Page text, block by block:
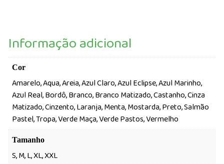
Informação adicional
Cor
Amarelo, Aqua, Areia, Azul Claro, Azul Eclipse, Azul Marinho,
Azul Real, Bordô, Branco, Branco Matizado, Castanho, Cinza
Matizado, Cinzento, Laranja, Menta, Mostarda, Preto, Salmão
Pastel, Tropa, Verde Maça, Verde Pastos, Vermelho
Tamanho
S, M, L, XL, XXL